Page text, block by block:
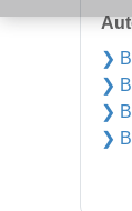
❯
❯
❯
❯